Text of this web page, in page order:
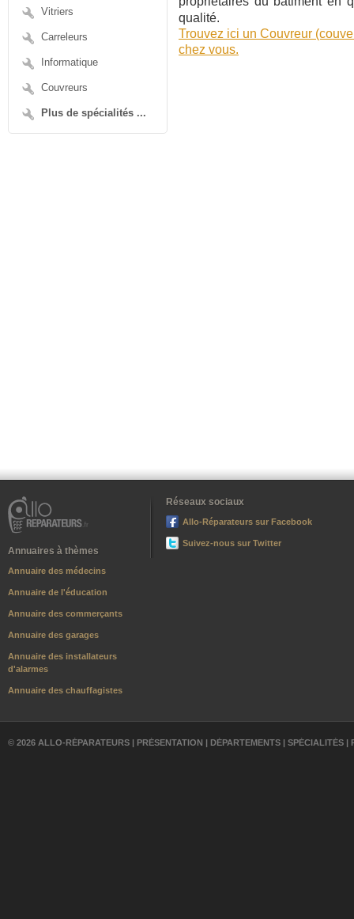
Vitriers
Carreleurs
Informatique
Couvreurs
Plus de spécialités ...
qualité.
Trouvez ici un Couvreur
chez vous.
Annuaires à thèmes
Annuaire des médecins
Annuaire de l'éducation
Annuaire des commerçants
Annuaire des garages
Annuaire des installateurs
d'alarmes
Annuaire des chauffagistes
Réseaux sociaux
Allo-Réparateurs sur Facebook
Suivez-nous sur Twitter
© 2026 ALLO-RÉPARATEURS | PRÉSENTATION | DÉPARTEMENTS | SPÉCIALITÉS |